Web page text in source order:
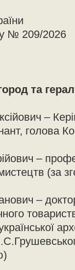
№ 209/2026
та
–
голова
–
(за
–